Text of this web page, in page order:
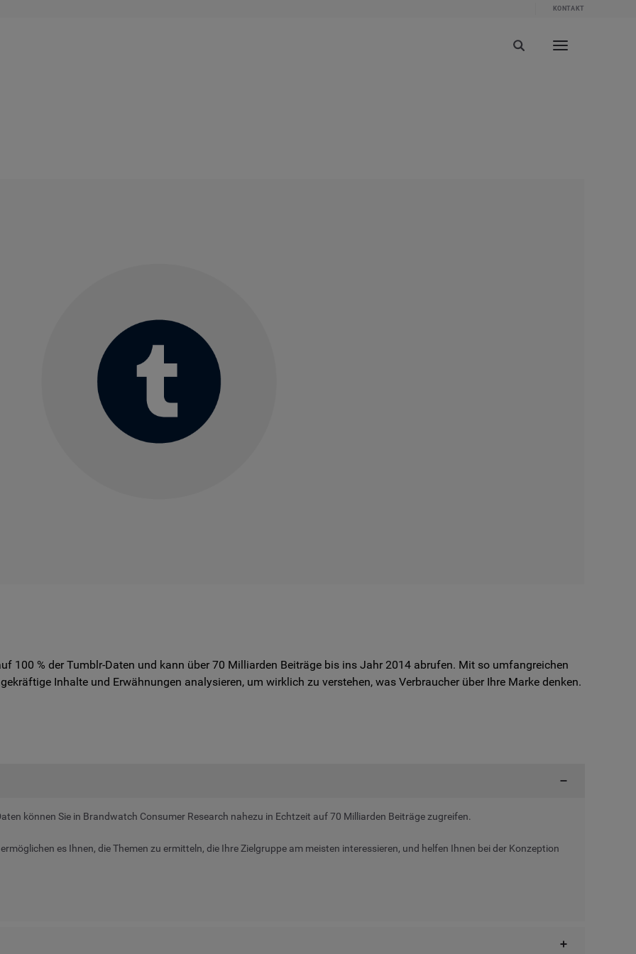
KONTAKT
100 % der Tumblr-Daten und kann über 70 Milliarden Beiträge bis ins Jahr 2014 abrufen. Mit so umfangreichen
Inhalte und Erwähnungen analysieren, um wirklich zu verstehen, was Verbraucher über Ihre Marke denken.
können Sie in Brandwatch Consumer Research nahezu in Echtzeit auf 70 Milliarden Beiträge zugreifen.
es Ihnen, die Themen zu ermitteln, die Ihre Zielgruppe am meisten interessieren, und helfen Ihnen bei der Konzeption